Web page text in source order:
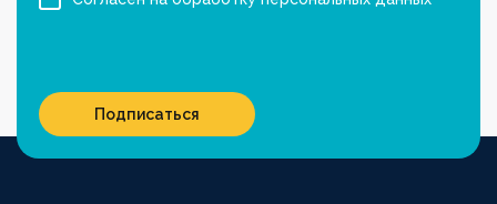
Подписаться